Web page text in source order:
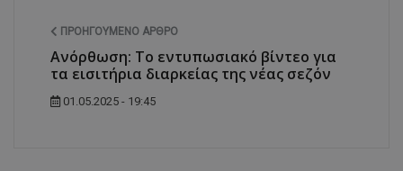
ΠΡΟΗΓΟΎΜΕΝΟ ΆΡΘΡΟ
Ανόρθωση: Το εντυπωσιακό βίντεο για
τα εισιτήρια διαρκείας της νέας σεζόν
01.05.2025 - 19:45